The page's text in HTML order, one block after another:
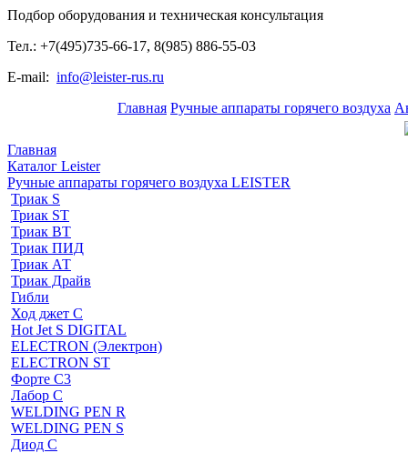
Подбор оборудования и техническая консультация
Тел.: +7(495)735-66-17, 8(985) 886-55-03
E-mail: info@leister-rus.ru
Главная Ручные аппараты горячего воздуха
Главная
Каталог Leister
Ручные аппараты горячего воздуха LEISTER
Триак S
Триак ST
Триак ВТ
Триак ПИД
Триак АТ
Триак Драйв
Гибли
Ход джет С
Hot Jet S DIGITAL
ELECTRON (Электрон)
ELECTRON ST
Форте С3
Лабор С
WELDING PEN R
WELDING PEN S
Диод С